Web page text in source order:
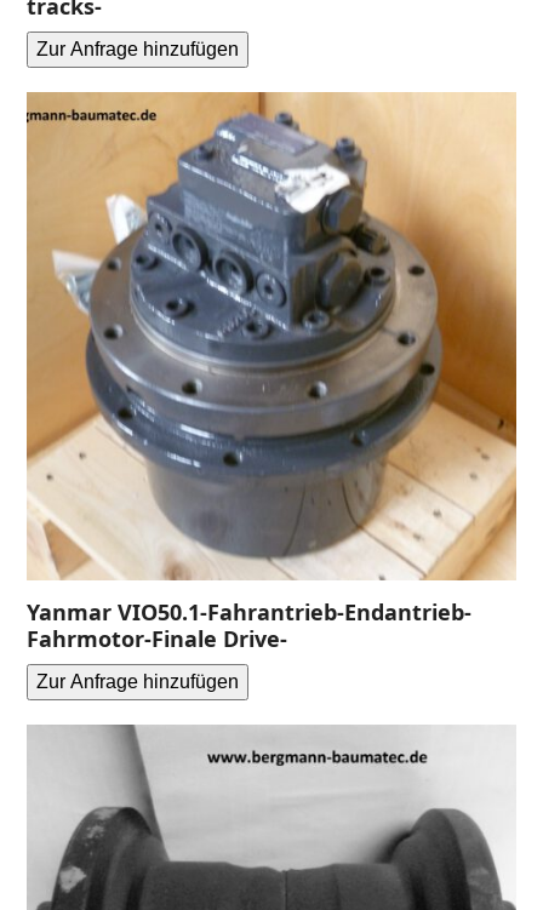
Zur Anfrage hinzufügen
Yanmar VIO50.1-Fahrantrieb-Endantrieb-
Fahrmotor-Finale Drive-
Zur Anfrage hinzufügen